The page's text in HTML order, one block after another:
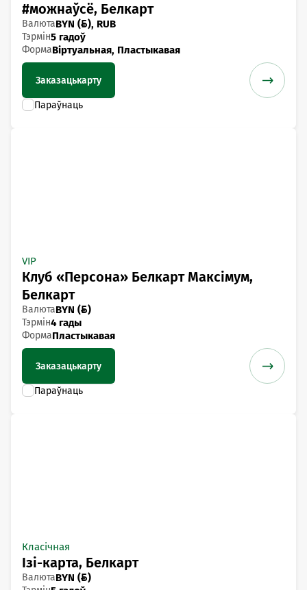
#можнаўсё, Белкарт
ВалютаBYN (), RUB
Тэрмін5 гадоў
ФормаВіртуальная, Пластыкавая
Заказацькарту
VIP
Клуб «Персона» Белкарт Максімум,
Белкарт
ВалютаBYN ()
Тэрмін4 гады
ФормаПластыкавая
Заказацькарту
Класічная
Ізі-карта, Белкарт
ВалютаBYN ()